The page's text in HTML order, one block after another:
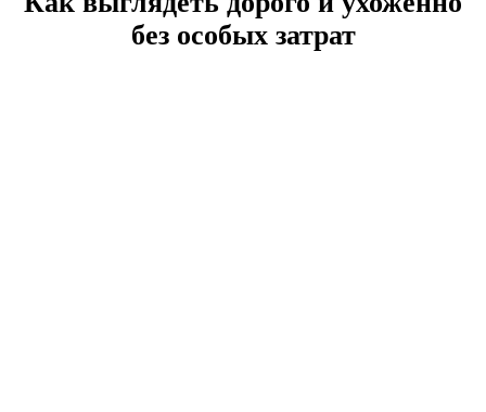
без особых затрат